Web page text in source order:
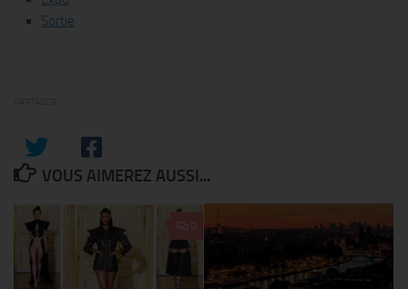
Sortie
VOUS AIMEREZ AUSSI...